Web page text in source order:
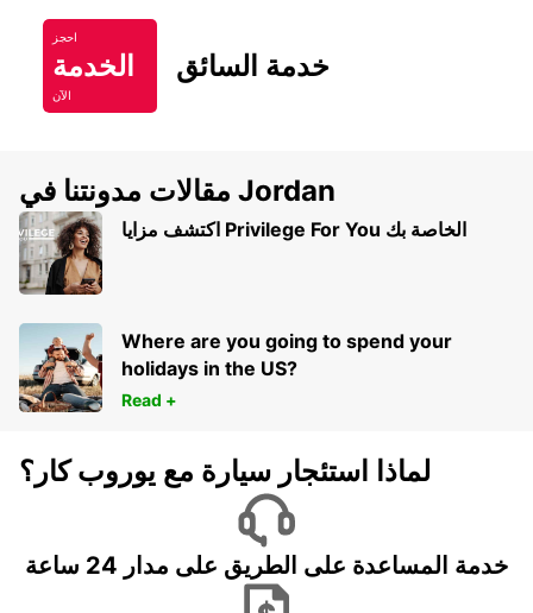
احجز
الخدمة
الآن
خدمة السائق
مقالات مدونتنا في Jordan
اكتشف مزايا Privilege For You الخاصة بك
Where are you going to spend your
holidays in the US?
Read +
لماذا استئجار سيارة مع يوروب كار؟
خدمة المساعدة على الطريق على مدار 24 ساعة